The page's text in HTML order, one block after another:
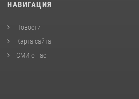
НАВИГАЦИЯ
Новости
Карта сайта
СМИ о нас